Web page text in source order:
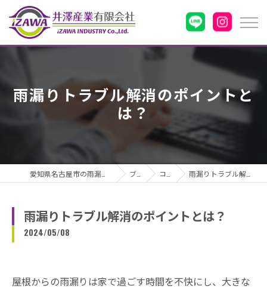
雨漏りトラブル解消のポイントと
は？
ブログ コラム 雨漏りトラブル解消のポイントとは？
雨漏りトラブル解消のポイントとは？
2024/05/08
屋根からの雨漏りは家で過ごす時間を不快にし、大きな